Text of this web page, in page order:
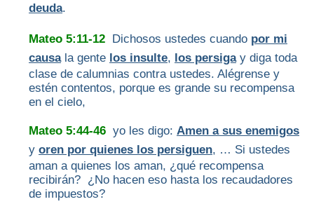
deuda.
Mateo 5:11-12 Dichosos ustedes cuando por mi
causala gente los insulte, los persigay diga toda
clase de calumnias contra ustedes. Alégrense y
estén contentos, porque es grande su recompensa
en el cielo,
Mateo 5:44-46 yo les digo: Amen a sus enemigos
y oren por quienes los persiguen, … Si ustedes
aman a quienes los aman, ¿qué recompensa
recibirán? ¿No hacen eso hasta los recaudadores
de impuestos?